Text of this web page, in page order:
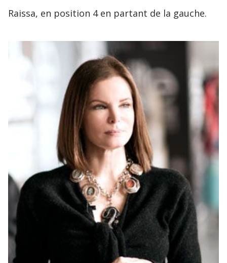
Raissa, en position 4 en partant de la gauche.